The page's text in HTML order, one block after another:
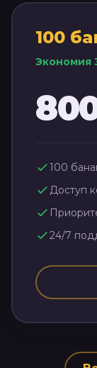
100
Экономия
100
Доступ
24/7